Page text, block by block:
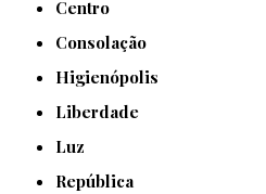
Centro
Consolação
Higienópolis
Liberdade
Luz
República